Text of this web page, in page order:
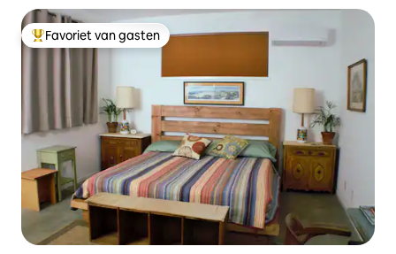
Topfavoriet van gasten
Favoriet van gasten